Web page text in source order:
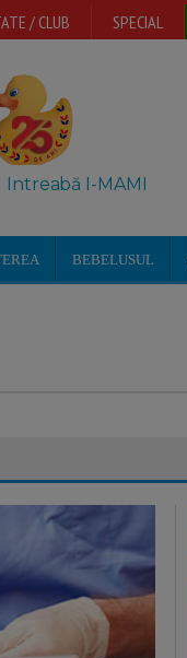
/ CLUB SPECIAL
Intreabă I-MAMI
BEBELUSUL